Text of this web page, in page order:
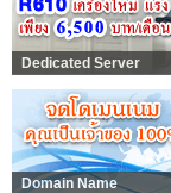
Dedicated Server
Domain Name